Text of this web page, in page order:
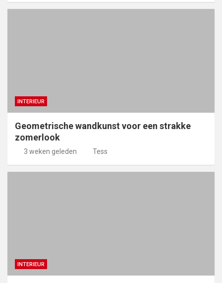
INTERIEUR
Geometrische wandkunst voor een strakke
zomerlook
3 weken geleden Tess
INTERIEUR